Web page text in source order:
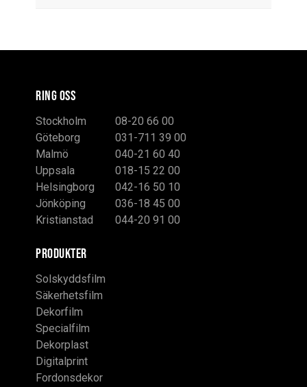
RING OSS
Stockholm
08-20 66 00
Göteborg
031-711 39 00
Malmö
040-21 60 40
Uppsala
018-15 22 00
Helsingborg
042-16 50 10
Jönköping
036-18 45 00
Kristianstad
044-20 91 00
PRODUKTER
Solskyddsfilm
Säkerhetsfilm
Dekorfilm
Specialfilm
Dekorplast
Digitalprint
Fordonsdekor